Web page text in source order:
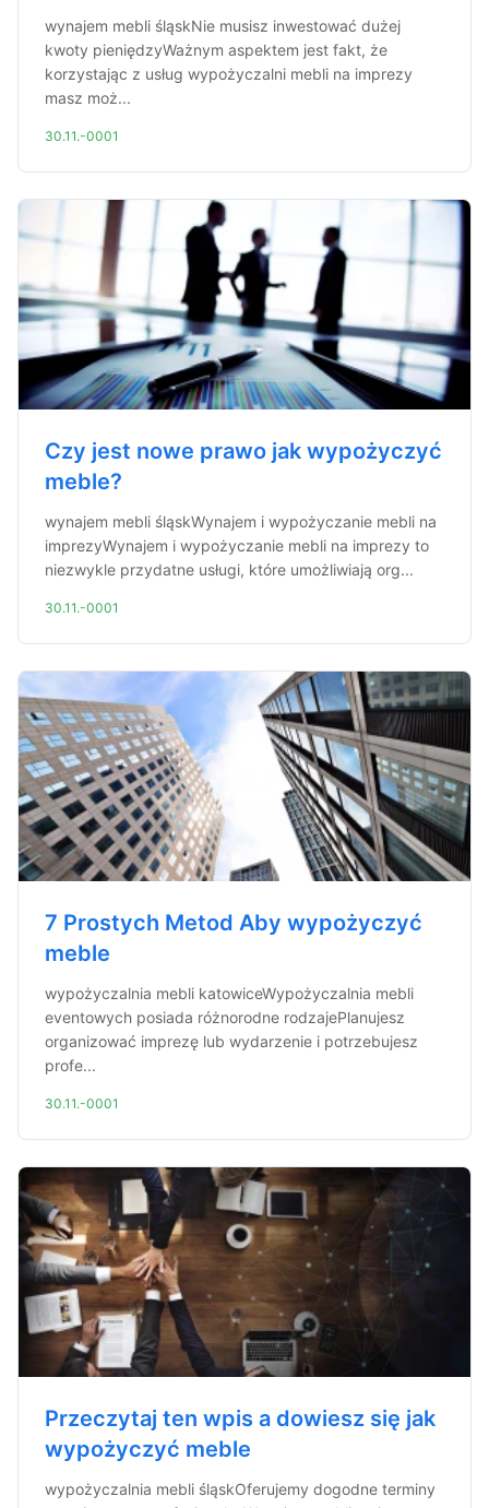
wynajem mebli śląskNie musisz inwestować dużej
kwoty pieniędzyWażnym aspektem jest fakt, że
korzystając z usług wypożyczalni mebli na imprezy
masz moż...
30.11.-0001
Czy jest nowe prawo jak wypożyczyć
meble?
wynajem mebli śląskWynajem i wypożyczanie mebli na
imprezyWynajem i wypożyczanie mebli na imprezy to
niezwykle przydatne usługi, które umożliwiają org...
30.11.-0001
7 Prostych Metod Aby wypożyczyć
meble
wypożyczalnia mebli katowiceWypożyczalnia mebli
eventowych posiada różnorodne rodzajePlanujesz
organizować imprezę lub wydarzenie i potrzebujesz
profe...
30.11.-0001
Przeczytaj ten wpis a dowiesz się jak
wypożyczyć meble
wypożyczalnia mebli śląskOferujemy dogodne terminy